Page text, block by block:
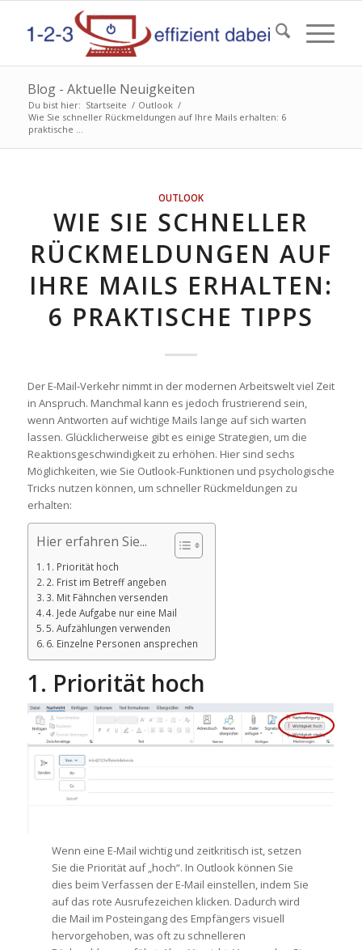
Blog - Aktuelle Neuigkeiten
Du bist hier: Startseite / Outlook /
Wie Sie schneller Rückmeldungen auf Ihre Mails erhalten: 6
praktische ...
OUTLOOK
WIE SIE SCHNELLER
RÜCKMELDUNGEN AUF
IHRE MAILS ERHALTEN:
6 PRAKTISCHE TIPPS
Der E-Mail-Verkehr nimmt in der modernen Arbeitswelt viel Zeit
in Anspruch. Manchmal kann es jedoch frustrierend sein,
wenn Antworten auf wichtige Mails lange auf sich warten
lassen. Glücklicherweise gibt es einige Strategien, um die
Reaktionsgeschwindigkeit zu erhöhen. Hier sind sechs
Möglichkeiten, wie Sie Outlook-Funktionen und psychologische
Tricks nutzen können, um schneller Rückmeldungen zu
erhalten:
Hier erfahren Sie...
1. Priorität hoch
2. Frist im Betreff angeben
3. Mit Fähnchen versenden
4. Jede Aufgabe nur eine Mail
5. Aufzählungen verwenden
6. Einzelne Personen ansprechen
1. Priorität hoch
Wenn eine E-Mail wichtig und zeitkritisch ist, setzen
Sie die Priorität auf „hoch“. In Outlook können Sie
dies beim Verfassen der E-Mail einstellen, indem Sie
auf das rote Ausrufezeichen klicken. Dadurch wird
die Mail im Posteingang des Empfängers visuell
hervorgehoben, was oft zu schnelleren